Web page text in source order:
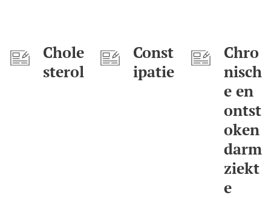
Chole
sterol
Const
ipatie
Chro
nisch
e en
ontst
oken
darm
ziekt
e